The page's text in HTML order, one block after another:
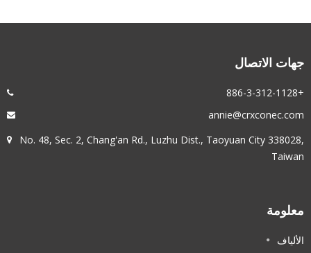
جهات الاتصال
+886-3-312-1128
annie@crxconec.com
No. 48, Sec. 2, Chang'an Rd., Luzhu Dist., Taoyuan City 338028,
Taiwan
معلومة
الألياف